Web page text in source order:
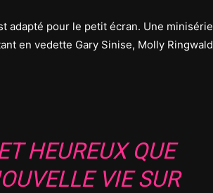
adapté pour le petit écran. Une minisérie
en vedette Gary Sinise, Molly Ringwald
HEUREUX QUE
VIE SUR